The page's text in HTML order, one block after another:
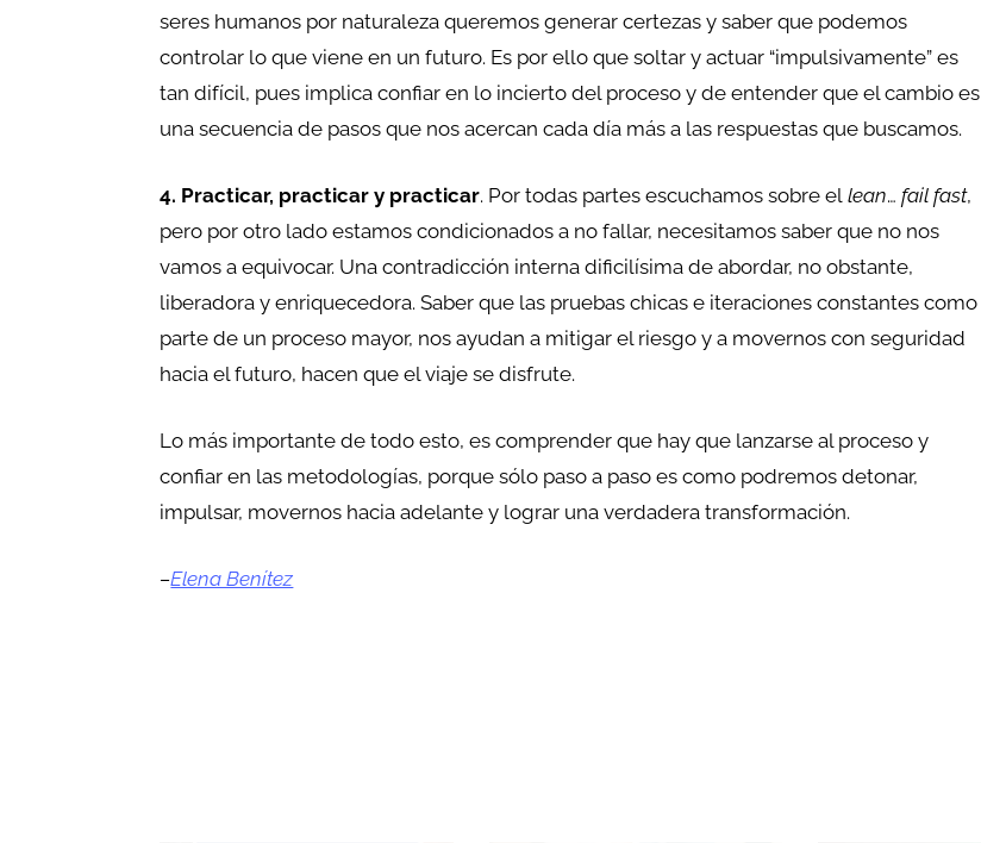
seres humanos por naturaleza queremos generar certezas y saber que podemos
controlar lo que viene en un futuro. Es por ello que soltar y actuar “impulsivamente” es
tan difícil, pues implica confiar en lo incierto del proceso y de entender que el cambio es
una secuencia de pasos que nos acercan cada día más a las respuestas que buscamos.
4. Practicar, practicar y practicar. Por todas partes escuchamos sobre ellean…fail fast,
pero por otro lado estamos condicionados a no fallar, necesitamos saber que no nos
vamos a equivocar. Una contradicción interna dificilísima de abordar, no obstante,
liberadora y enriquecedora. Saber que las pruebas chicas e iteraciones constantes como
parte de un proceso mayor, nos ayudan a mitigar el riesgo y a movernos con seguridad
hacia el futuro, hacen que el viaje se disfrute.
Lo más importante de todo esto, es comprender que hay que lanzarse al proceso y
confiar en las metodologías, porque sólo paso a paso es como podremos detonar,
impulsar, movernos hacia adelante y lograr una verdadera transformación.
–Elena Benítez